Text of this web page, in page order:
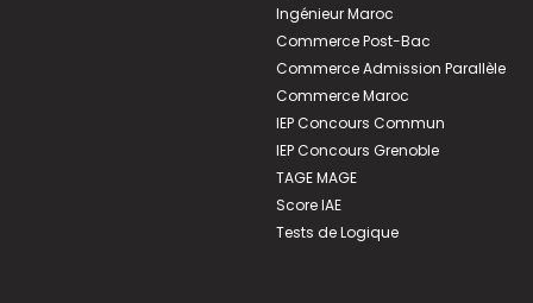
Ingénieur Maroc
Commerce Post-Bac
Commerce Admission Parallèle
Commerce Maroc
IEP Concours Commun
IEP Concours Grenoble
TAGE MAGE
Score IAE
Tests de Logique